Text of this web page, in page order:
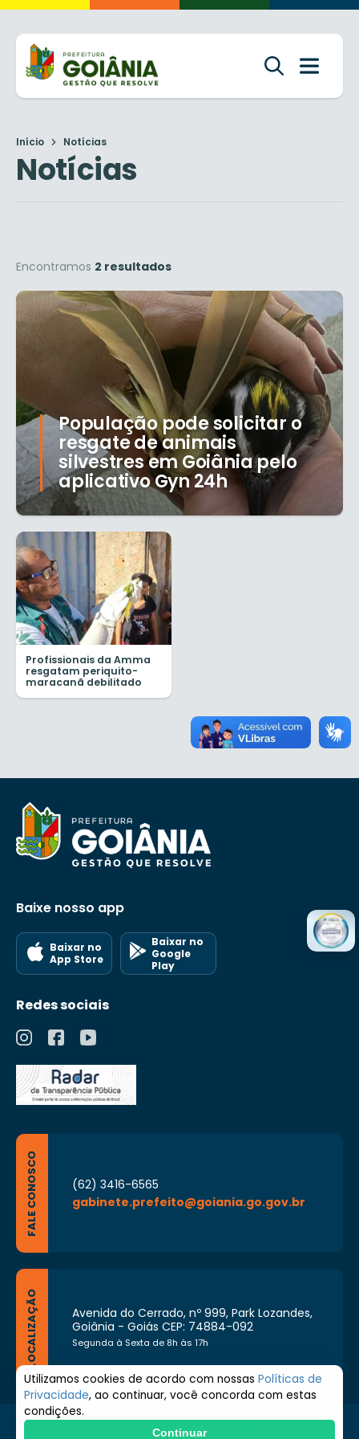
Início Notícias
Notícias
Encontramos 2 resultados
População pode solicitar o
resgate de animais
silvestres em Goiânia pelo
aplicativo Gyn 24h
Profissionais da Amma
resgatam periquito-
maracanã debilitado
Baixe nosso app
Baixar no
App Store
Baixar no
Google
Play
Redes sociais
FALE CONOSCO
(62) 3416-6565
gabinete.prefeito@goiania.go.gov.br
LOCALIZAÇÃO
Avenida do Cerrado, nº 999, Park Lozandes,
Goiânia - Goiás CEP: 74884-092
Segunda à Sexta de 8h às 17h
© 2026 Prefeitura de Goiânia. Todos os direitos
Utilizamos cookies de acordo com nossas Políticas de
Privacidade, ao continuar, você concorda com estas
condições.
Continuar